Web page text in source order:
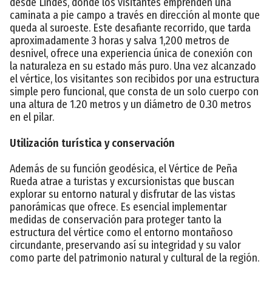
caminata a pie campo a través en dirección al monte que
queda al suroeste. Este desafiante recorrido, que tarda
aproximadamente 3 horas y salva 1,200 metros de
desnivel, ofrece una experiencia única de conexión con
la naturaleza en su estado más puro. Una vez alcanzado
el vértice, los visitantes son recibidos por una estructura
simple pero funcional, que consta de un solo cuerpo con
una altura de 1.20 metros y un diámetro de 0.30 metros
en el pilar.
Utilización turística y conservación
Además de su función geodésica, el Vértice de Peña
Rueda atrae a turistas y excursionistas que buscan
explorar su entorno natural y disfrutar de las vistas
panorámicas que ofrece. Es esencial implementar
medidas de conservación para proteger tanto la
estructura del vértice como el entorno montañoso
circundante, preservando así su integridad y su valor
como parte del patrimonio natural y cultural de la región.